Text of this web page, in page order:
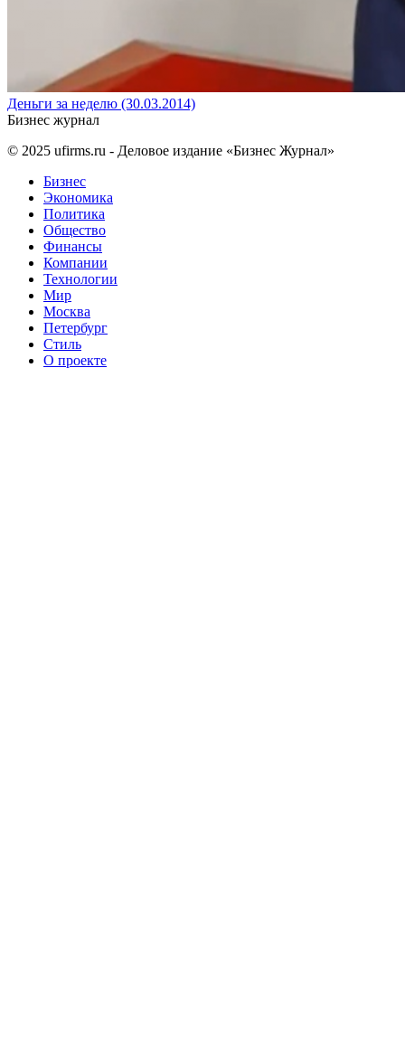
Деньги за неделю (30.03.2014)
Бизнес журнал
© 2025 ufirms.ru - Деловое издание «Бизнес Журнал»
Бизнес
Экономика
Политика
Общество
Финансы
Компании
Технологии
Мир
Москва
Петербург
Стиль
О проекте